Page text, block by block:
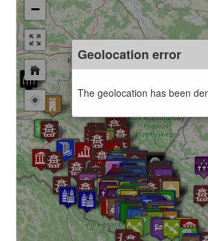
−
Geolocation error
The geolocation has been